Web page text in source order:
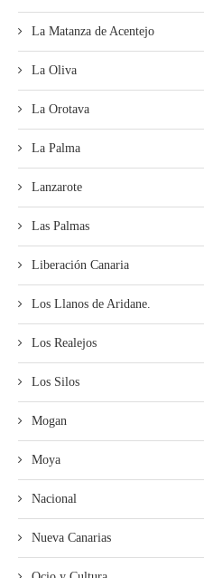
La Matanza de Acentejo
La Oliva
La Orotava
La Palma
Lanzarote
Las Palmas
Liberación Canaria
Los Llanos de Aridane.
Los Realejos
Los Silos
Mogan
Moya
Nacional
Nueva Canarias